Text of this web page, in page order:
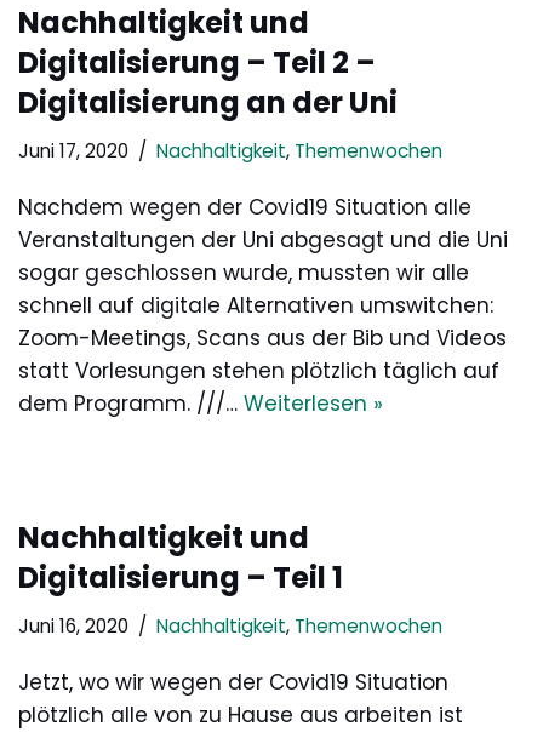
Nachhaltigkeit und
Digitalisierung – Teil 2 –
Digitalisierung an der Uni
Juni 17, 2020 Nachhaltigkeit, Themenwochen
Nachdem wegen der Covid19 Situation alle
Veranstaltungen der Uni abgesagt und die Uni
sogar geschlossen wurde, mussten wir alle
schnell auf digitale Alternativen umswitchen:
Zoom-Meetings, Scans aus der Bib und Videos
statt Vorlesungen stehen plötzlich täglich auf
dem Programm. ///… Weiterlesen »
Nachhaltigkeit und
Digitalisierung – Teil 1
Juni 16, 2020 Nachhaltigkeit, Themenwochen
Jetzt, wo wir wegen der Covid19 Situation
plötzlich alle von zu Hause aus arbeiten ist